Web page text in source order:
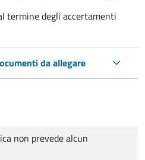
termine degli accertamenti
da allegare
non prevede alcun